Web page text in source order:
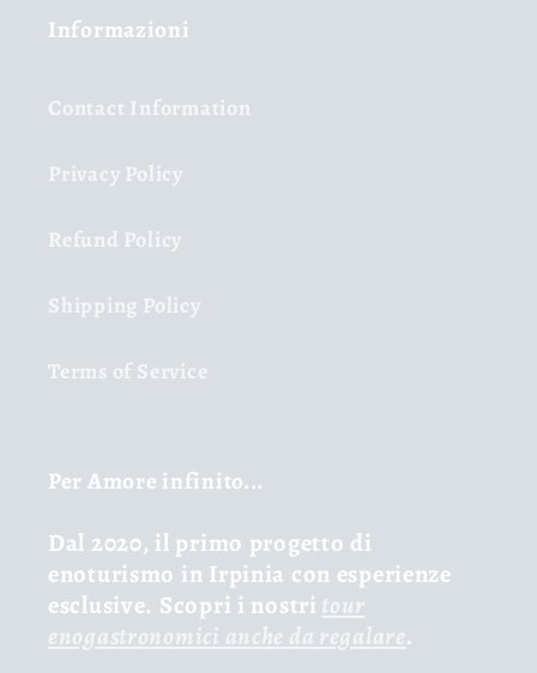
Informazioni
Contact Information
Privacy Policy
Refund Policy
Shipping Policy
Terms of Service
Per Amore infinito...
Dal 2020, il primo progetto di
enoturismo in Irpinia con esperienze
esclusive. Scopri i nostri tour
enogastronomici anche da regalare.